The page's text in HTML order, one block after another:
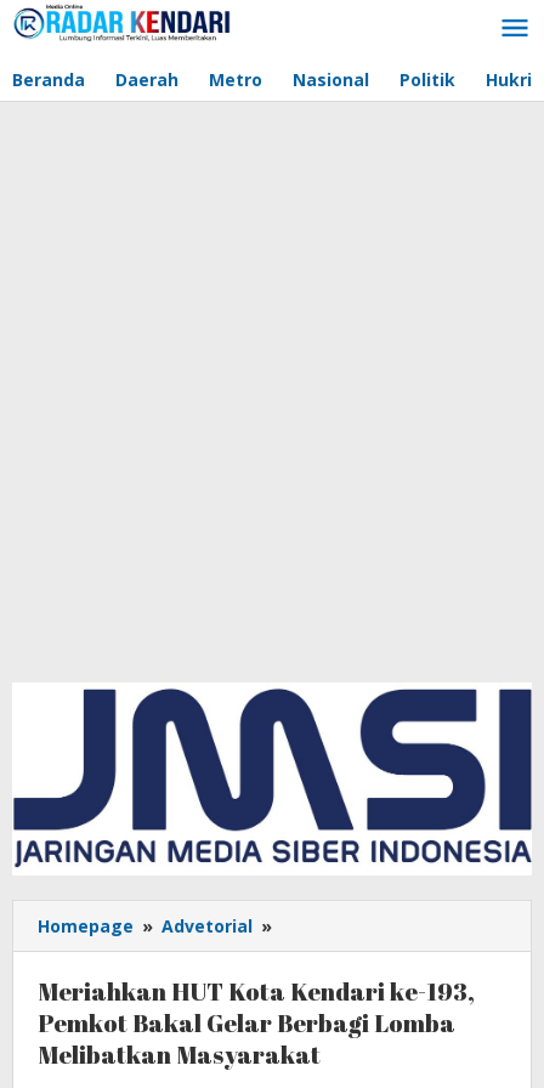
Lewati
ke
Beranda Daerah Metro Nasional Politik
Homepage » Advetorial »
HUT
Kendari
ke-
193,
Meriahkan HUT Kota Kendari ke-193,
Pemkot Bakal Gelar Berbagi Lomba
Melibatkan Masyarakat